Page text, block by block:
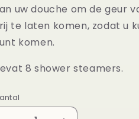
uw douche om de geur
te laten komen, zodat u
komen.
8 shower steamers.